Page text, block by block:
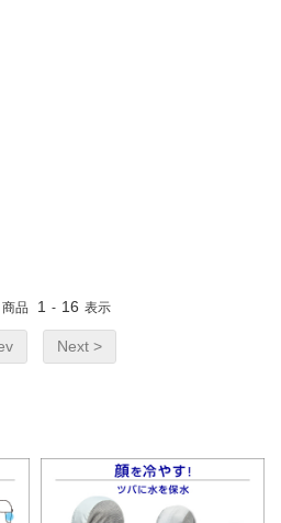
商品 1 - 16 表示
Next >